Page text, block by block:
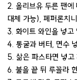
2. 올리브유 두른 팬
대체 가능), 페퍼론치
3. 화이트 와인을 넣고
4. 통굴과 버터, 면수
5. 삶은 파스타면 넣고
6. 불을 끝 뒤 루꼴라